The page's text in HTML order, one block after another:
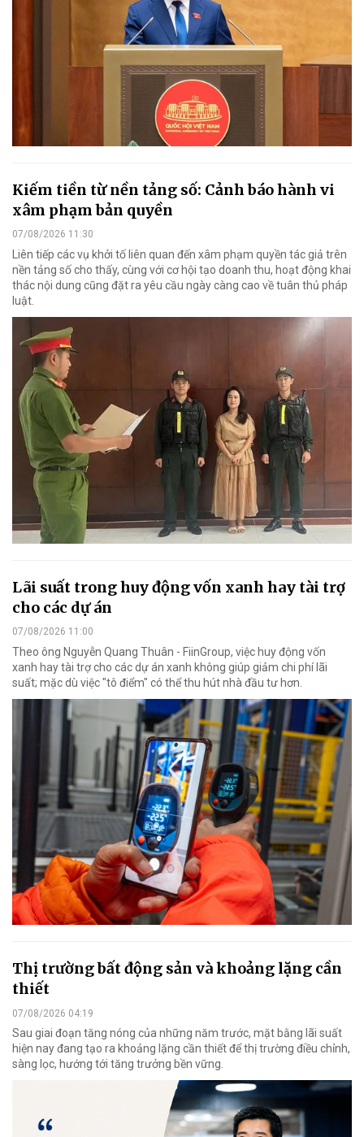
Kiếm tiền từ nền tảng số: Cảnh báo hành vi
xâm phạm bản quyền
07/08/2026 11:30
Liên tiếp các vụ khởi tố liên quan đến xâm phạm quyền tác giả trên
nền tảng số cho thấy, cùng với cơ hội tạo doanh thu, hoạt động khai
thác nội dung cũng đặt ra yêu cầu ngày càng cao về tuân thủ pháp
luật.
Lãi suất trong huy động vốn xanh hay tài trợ
cho các dự án
07/08/2026 11:00
Theo ông Nguyễn Quang Thuân - FiinGroup, việc huy động vốn
xanh hay tài trợ cho các dự án xanh không giúp giảm chi phí lãi
suất; mặc dù việc "tô điểm" có thể thu hút nhà đầu tư hơn.
Thị trường bất động sản và khoảng lặng cần
thiết
07/08/2026 04:19
Sau giai đoạn tăng nóng của những năm trước, mặt bằng lãi suất
hiện nay đang tạo ra khoảng lặng cần thiết để thị trường điều chỉnh,
sàng lọc, hướng tới tăng trưởng bền vững.